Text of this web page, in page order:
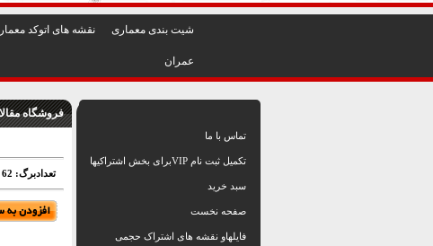
شيت بندی معماری نقشه های اتوکد
عمران
فروشگاه
تعدادبرگ: 62 اسلاید
تماس با ما
تکمیل ثبت نام VIPبرای بخش اشتراکیها
سبد خرید
صفحه نخست
فایلهاو نقشه های اشتراک حجمی